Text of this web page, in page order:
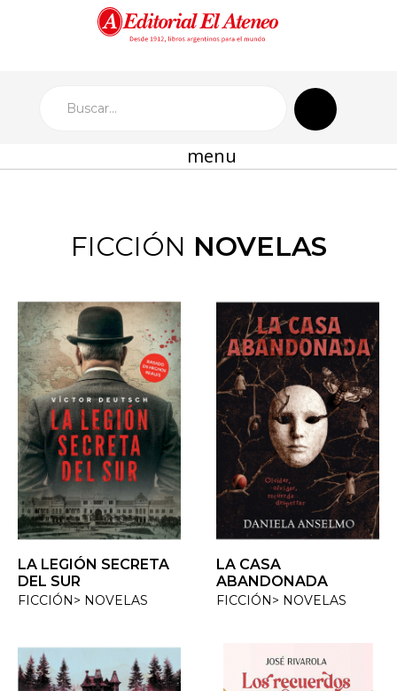
menu
FICCIÓN NOVELAS
LA LEGIÓN SECRETA
DEL SUR
FICCIÓN> NOVELAS
LA CASA
ABANDONADA
FICCIÓN> NOVELAS